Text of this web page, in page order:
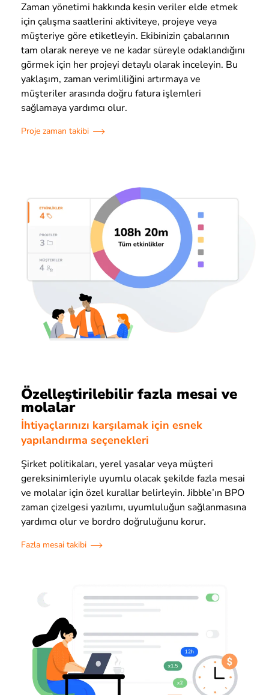
Zaman yönetimi hakkında kesin veriler elde etmek
için çalışma saatlerini aktiviteye, projeye veya
müşteriye göre etiketleyin. Ekibinizin çabalarının
tam olarak nereye ve ne kadar süreyle odaklandığını
görmek için her projeyi detaylı olarak inceleyin. Bu
yaklaşım, zaman verimliliğini artırmaya ve
müşteriler arasında doğru fatura işlemleri
sağlamaya yardımcı olur.
Proje zaman takibi
Özelleştirilebilir fazla mesai ve
molalar
İhtiyaçlarınızı karşılamak için esnek
yapılandırma seçenekleri
Şirket politikaları, yerel yasalar veya müşteri
gereksinimleriyle uyumlu olacak şekilde fazla mesai
ve molalar için özel kurallar belirleyin. Jibble’ın BPO
zaman çizelgesi yazılımı, uyumluluğun sağlanmasına
yardımcı olur ve bordro doğruluğunu korur.
Fazla mesai takibi